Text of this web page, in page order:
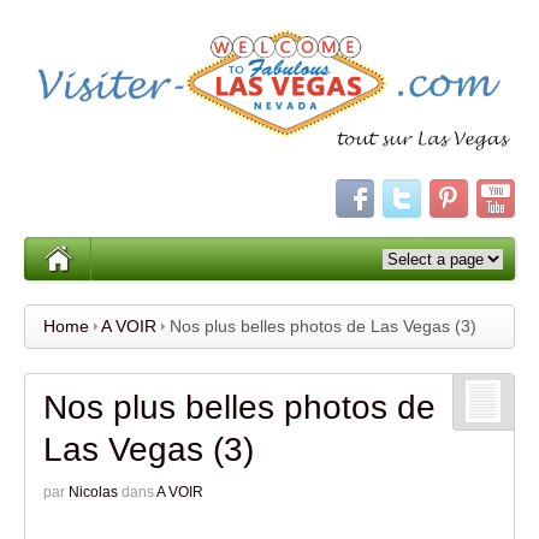
Home A VOIR Nos plus belles photos de Las Vegas (3)
Nos plus belles photos de
Las Vegas (3)
par Nicolas dansA VOIR